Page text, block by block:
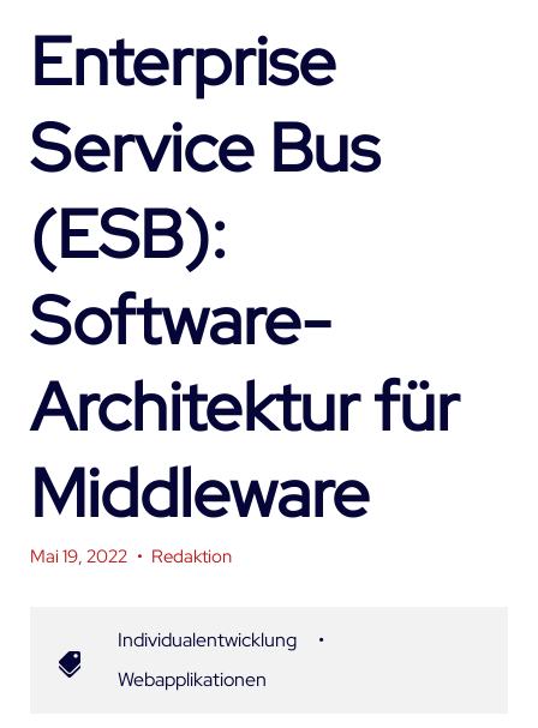
Enterprise
Service Bus
(ESB):
Software-
Architektur für
Middleware
Mai 19, 2022 • Redaktion
Individualentwicklung
•
Webapplikationen